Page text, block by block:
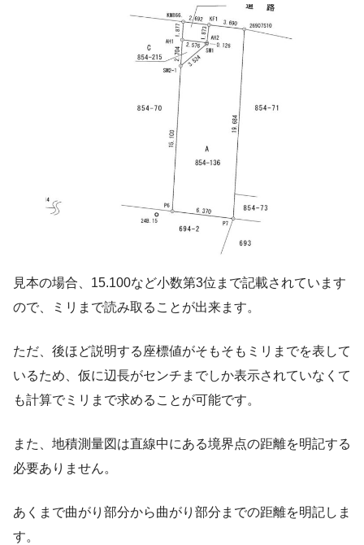
見本の場合、15.100など小数第3位まで記載されています
ので、ミリまで読み取ることが出来ます。
ただ、後ほど説明する座標値がそもそもミリまでを表して
いるため、仮に辺長がセンチまでしか表示されていなくて
も計算でミリまで求めることが可能です。
また、地積測量図は直線中にある境界点の距離を明記する
必要ありません。
あくまで曲がり部分から曲がり部分までの距離を明記しま
す。